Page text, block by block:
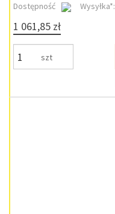
Dostępność
Wysyłka*:
1 061,85 zł
szt